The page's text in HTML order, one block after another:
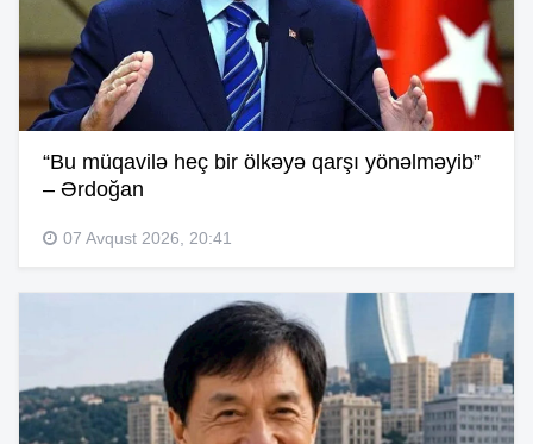
“Bu müqavilə heç bir ölkəyə qarşı yönəlməyib”
– Ərdoğan
07 Avqust 2026, 20:41